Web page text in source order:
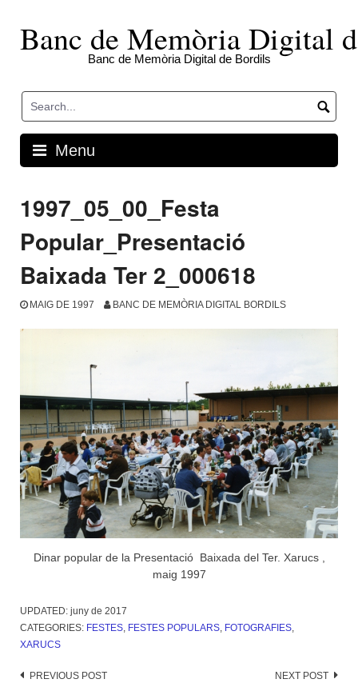
contentBanc de Memòria Digital
Banc de Memòria Digital de Bordils
Menu
1997_05_00_Festa
Popular_Presentació
Baixada Ter 2_000618
MAIG DE 1997 BANC DE MEMÒRIA DIGITAL BORDILS
Dinar popular de la Presentació Baixada del Ter. Xarucs ,
maig 1997
UPDATED: juny de 2017
CATEGORIES: FESTES FESTES POPULARS FOTOGRAFIES
XARUCS
Post
PREVIOUS POST NEXT POST